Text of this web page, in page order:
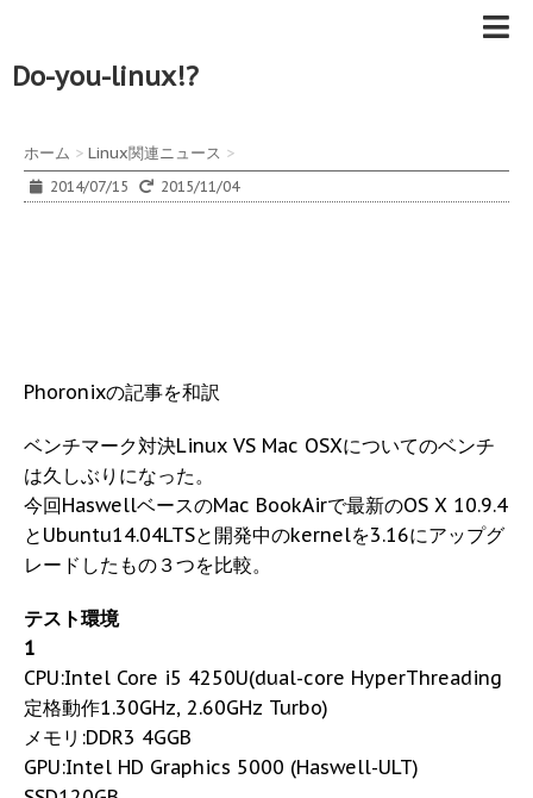
Do-you-linux!?
ホーム > Linux関連ニュース >
2014/07/15 2015/11/04
Phoronixの記事を和訳
ベンチマーク対決Linux VS Mac OSXについてのベンチ
は久しぶりになった。
今回HaswellベースのMac BookAirで最新のOS X 10.9.4
とUbuntu14.04LTSと開発中のkernelを3.16にアップグ
レードしたもの３つを比較。
テスト環境
1
CPU:Intel Core i5 4250U(dual-core HyperThreading
定格動作1.30GHz, 2.60GHz Turbo)
メモリ:DDR3 4GGB
GPU:Intel HD Graphics 5000 (Haswell-ULT)